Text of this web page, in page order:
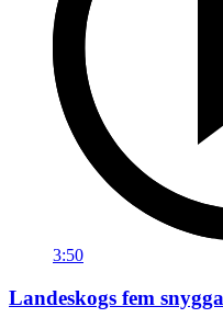
3:50
Landeskogs fem